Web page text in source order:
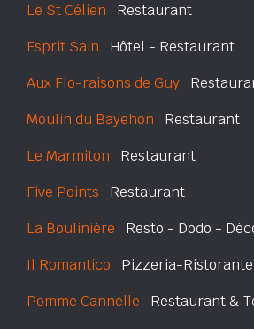
Le St Célien Restaurant
Esprit Sain Hôtel - Restaurant
Aux Flo-raisons de Guy
Moulin du Bayehon Restaurant
Le Marmiton Restaurant
Five Points Restaurant
La Boulinière Resto - Dodo -
Il Romantico Pizzeria-Ristorante
Pomme Cannelle Restaurant &